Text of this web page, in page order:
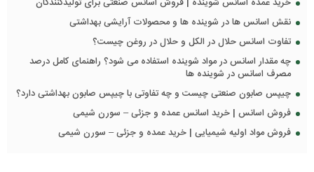
نقش اسانس ها در شوینده ها و محصولات آرایشی بهداشتی
تفاوت اسانس حلال در الکل و حلال در روغن چیست؟
چه مقدار اسانس در مواد شوینده استفاده می شود؟ راهنمای کامل درصد
مصرف اسانس در شوینده ها
چیپس صابون صنعتی چیست و چه تفاوتی با چیپس صابون بهداشتی دارد؟
فروش اسانس | خرید اسانس عمده و جزئی – سورن شیمی
فروش مواد اولیه شیمیایی | خرید عمده و جزئی – سورن شیمی